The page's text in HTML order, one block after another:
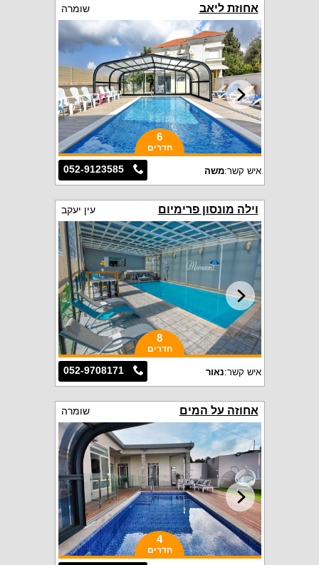
אחוזת ליאב שומרה
6
חדרים
052-9123585 איש קשר:משה
וילה מונסון פרימיום עין יעקב
8
חדרים
052-9708171 איש קשר:נאור
אחוזה על המים שומרה
4
חדרים